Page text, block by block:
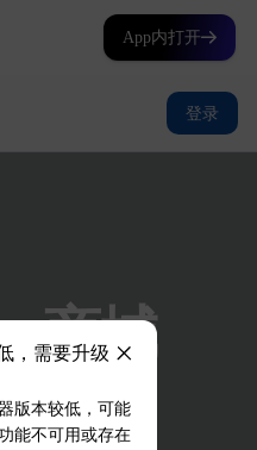
App内打开
，需要升级
版本较低，可能
能不可用或存在